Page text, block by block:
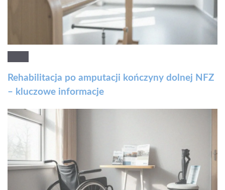
Rehabilitacja po amputacji kończyny dolnej NFZ
– kluczowe informacje